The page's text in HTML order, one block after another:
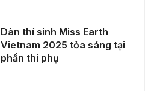
Dàn thí sinh Miss Earth
Vietnam 2025 tỏa sáng tại
phần thi phụ